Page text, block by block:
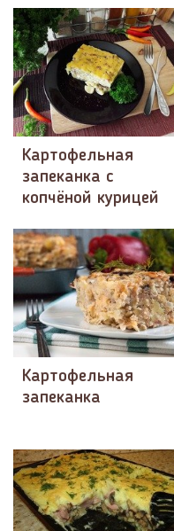
Картофельная
запеканка с
копчёной курицей
Картофельная
запеканка